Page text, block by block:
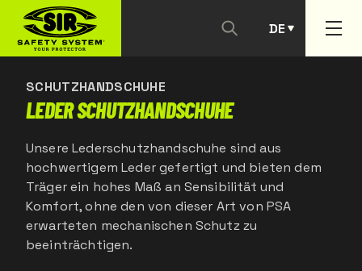
DE
PT
SCHUTZHANDSCHUHE
LEDER SCHUTZHANDSCHUHE
Unsere Lederschutzhandschuhe sind aus
hochwertigem Leder gefertigt und bieten dem
Träger ein hohes Maß an Sensibilität und
Komfort, ohne den von dieser Art von PSA
erwarteten mechanischen Schutz zu
beeinträchtigen.
KONTAKTIEREN SIE UNS